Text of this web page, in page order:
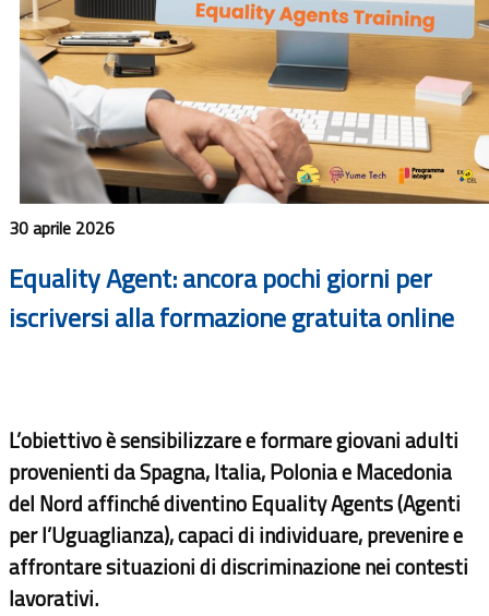
30 aprile 2026
Equality Agent: ancora pochi giorni per
iscriversi alla formazione gratuita online
L’obiettivo è sensibilizzare e formare giovani adulti
provenienti da Spagna, Italia, Polonia e Macedonia
del Nord affinché diventino Equality Agents (Agenti
per l’Uguaglianza), capaci di individuare, prevenire e
affrontare situazioni di discriminazione nei contesti
lavorativi.